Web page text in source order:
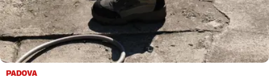
PADOVA